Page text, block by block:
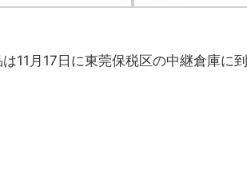
11月17日に東莞保税区の中継倉庫に